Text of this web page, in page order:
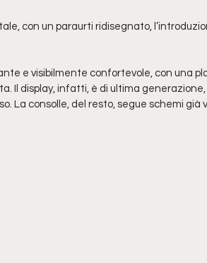
con un paraurti ridisegnato,
e visibilmente confortevole, con una
Il display, infatti, è di ultima generazione,
La consolle, del resto, segue schemi già